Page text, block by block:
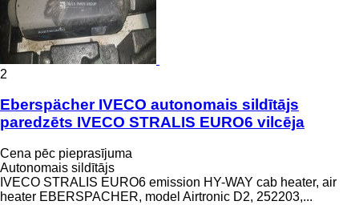
2
Eberspächer IVECO autonomais sildītājs
paredzēts IVECO STRALIS EURO6 vilcēja
Cena pēc pieprasījuma
Autonomais sildītājs
IVECO STRALIS EURO6 emission HY-WAY cab heater, air
heater EBERSPACHER, model Airtronic D2, 252203,...